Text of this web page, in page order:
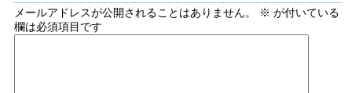
メールアドレスが公開されることはありません。 ※ が付いている
欄は必須項目です